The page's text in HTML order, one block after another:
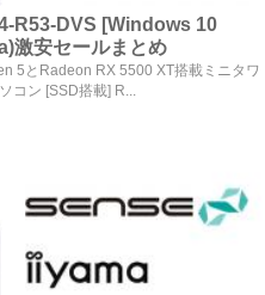
R53-DVS [Windows 10
激安セールまとめ
5とRadeon RX 5500 XT搭載ミニタワ
コン [SSD搭載] R...